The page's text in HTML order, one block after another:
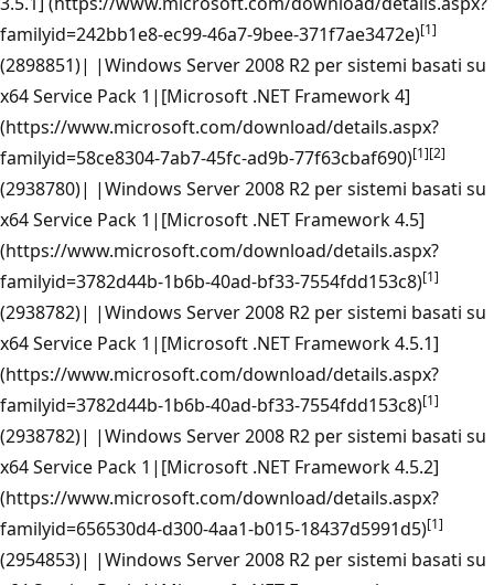
familyid=242bb1e8-ec99-46a7-9bee-371f7ae3472e)[1]
(2898851)| |Windows Server 2008 R2 per sistemi basati su
x64 Service Pack 1|[Microsoft .NET Framework 4]
(https://www.microsoft.com/download/details.aspx?
familyid=58ce8304-7ab7-45fc-ad9b-77f63cbaf690)[1][2]
(2938780)| |Windows Server 2008 R2 per sistemi basati su
x64 Service Pack 1|[Microsoft .NET Framework 4.5]
(https://www.microsoft.com/download/details.aspx?
familyid=3782d44b-1b6b-40ad-bf33-7554fdd153c8)[1]
(2938782)| |Windows Server 2008 R2 per sistemi basati su
x64 Service Pack 1|[Microsoft .NET Framework 4.5.1]
(https://www.microsoft.com/download/details.aspx?
familyid=3782d44b-1b6b-40ad-bf33-7554fdd153c8)[1]
(2938782)| |Windows Server 2008 R2 per sistemi basati su
x64 Service Pack 1|[Microsoft .NET Framework 4.5.2]
(https://www.microsoft.com/download/details.aspx?
familyid=656530d4-d300-4aa1-b015-18437d5991d5)[1]
(2954853)| |Windows Server 2008 R2 per sistemi basati su